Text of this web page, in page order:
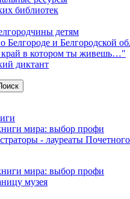
библиотек
детям
Белгороде и Белгородской
край в котором ты живешь…"
диктант
мира: выбор профи
- лауреаты
мира: выбор профи
музея